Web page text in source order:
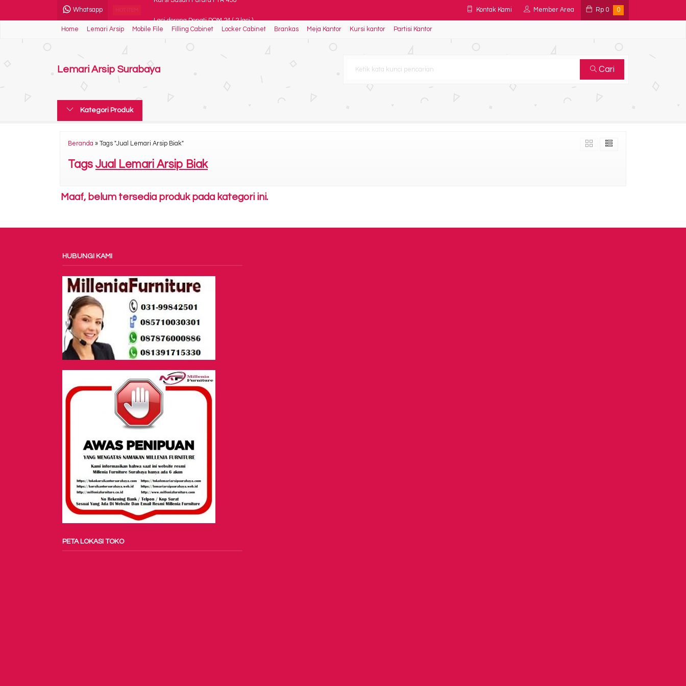
Whatsapp HOT ITEM
Meja Kantor VIP MM-602
Spring Bed Central Grand Raffles
Lemari Pakaian Orbitrend BM 2100
Kursi Kantor Indachi Cyan Net II N TC
Kontak Kami Member Area Rp 0 0
Home Lemari Arsip Mobile File Filling Cabinet Locker Cabinet Brankas Meja Kantor Kursi kantor Partisi Kantor
Lemari Arsip Surabaya Cari
Kategori Produk
Beranda » Tags "Jual Lemari Arsip Biak"
Tags Jual Lemari Arsip Biak
Maaf, belum tersedia produk pada kategori ini.
HUBUNGI KAMI
PETA LOKASI TOKO